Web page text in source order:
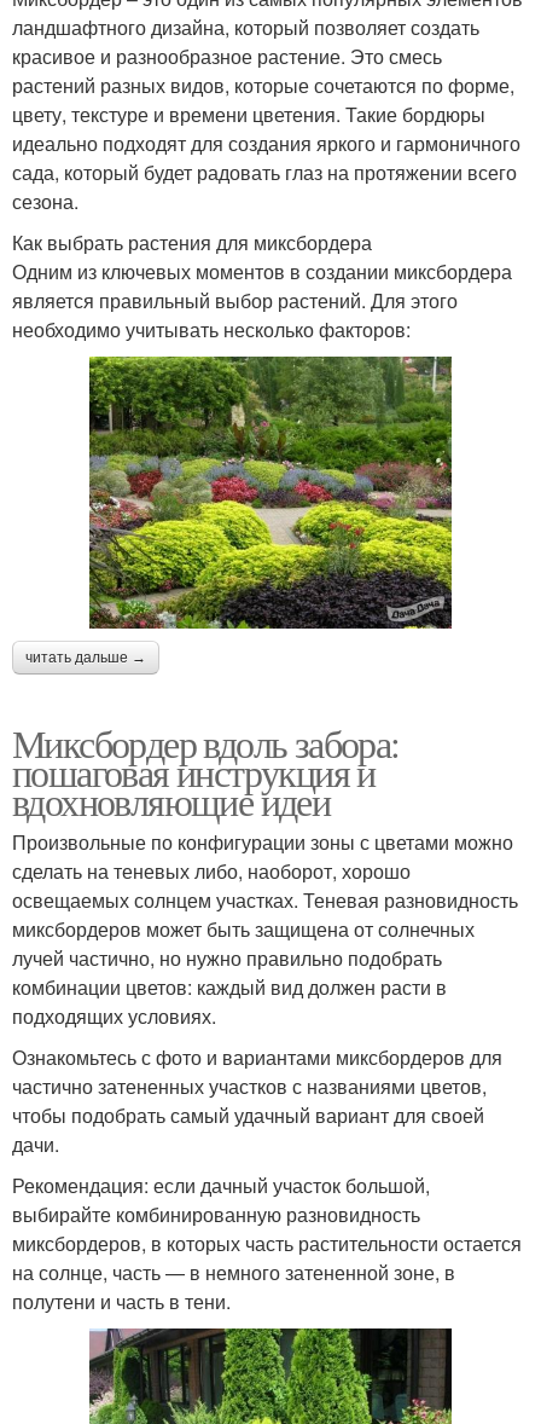
ландшафтного дизайна, который позволяет создать
красивое и разнообразное растение. Это смесь
растений разных видов, которые сочетаются по форме,
цвету, текстуре и времени цветения. Такие бордюры
идеально подходят для создания яркого и гармоничного
сада, который будет радовать глаз на протяжении всего
сезона.
Как выбрать растения для миксбордера
Одним из ключевых моментов в создании миксбордера
является правильный выбор растений. Для этого
необходимо учитывать несколько факторов:
читать дальше →
Миксбордер вдоль забора:
пошаговая инструкция и
вдохновляющие идеи
Произвольные по конфигурации зоны с цветами можно
сделать на теневых либо, наоборот, хорошо
освещаемых солнцем участках. Теневая разновидность
миксбордеров может быть защищена от солнечных
лучей частично, но нужно правильно подобрать
комбинации цветов: каждый вид должен расти в
подходящих условиях.
Ознакомьтесь с фото и вариантами миксбордеров для
частично затененных участков с названиями цветов,
чтобы подобрать самый удачный вариант для своей
дачи.
Рекомендация: если дачный участок большой,
выбирайте комбинированную разновидность
миксбордеров, в которых часть растительности остается
на солнце, часть — в немного затененной зоне, в
полутени и часть в тени.